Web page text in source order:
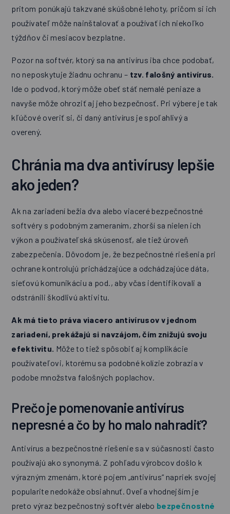
pritom ponúkajú takzvané skúšobné lehoty, pričom si ich
používateľ môže nainštalovať a používať ich niekoľko
týždňov či mesiacov bezplatne.
Pozor na softvér, ktorý sa na antivírus iba chce podobať,
no neposkytuje žiadnu ochranu – tzv. falošný antivírus.
Ide o podvod, ktorý môže obeť stáť nemalé peniaze a
navyše môže ohroziť aj jeho bezpečnosť. Pri výbere je tak
kľúčové overiť si, či daný antivírus je spoľahlivý a
overený.
Chránia ma dva antivírusy lepšie
ako jeden?
Ak na zariadení bežia dva alebo viaceré bezpečnostné
softvéry s podobným zameraním, zhorší sa nielen ich
výkon a používateľská skúsenosť, ale tiež úroveň
zabezpečenia. Dôvodom je, že bezpečnostné riešenia pri
ochrane kontrolujú prichádzajúce a odchádzajúce dáta,
sieťovú komunikáciu a pod., aby včas identifikovali a
odstránili škodlivú aktivitu.
Ak má tieto práva viacero antivírusov v jednom
zariadení, prekážajú si navzájom, čím znižujú svoju
efektivitu. Môže to tiež spôsobiť aj komplikácie
používateľovi, ktorému sa podobné kolízie zobrazia v
podobe množstva falošných poplachov.
Prečo je pomenovanie antivírus
nepresné a čo by ho malo nahradiť?
Antivírus a bezpečnostné riešenie sa v súčasnosti často
používajú ako synonymá. Z pohľadu výrobcov došlo k
výrazným zmenám, ktoré pojem „antivírus“ napriek svojej
popularite nedokáže obsiahnuť. Oveľa vhodnejším je
preto výraz bezpečnostný softvér alebo bezpečnostné